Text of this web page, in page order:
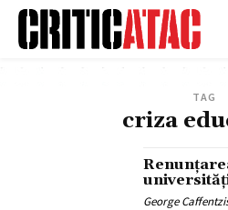
TAG
criza
George